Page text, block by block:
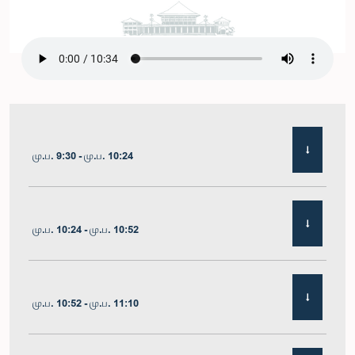
மு.ப. 9:30 - மு.ப. 10:24
மு.ப. 10:24 - மு.ப. 10:52
மு.ப. 10:52 - மு.ப. 11:10